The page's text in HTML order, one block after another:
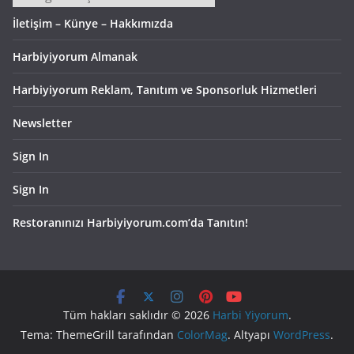
İletişim – Künye – Hakkımızda
Harbiyiyorum Almanak
Harbiyiyorum Reklam, Tanıtım ve Sponsorluk Hizmetleri
Newsletter
Sign In
Sign In
Restoranınızı Harbiyiyorum.com’da Tanıtın!
Tüm hakları saklıdır © 2026 Harbi Yiyorum.
Tema: ThemeGrill tarafından ColorMag. Altyapı WordPress.